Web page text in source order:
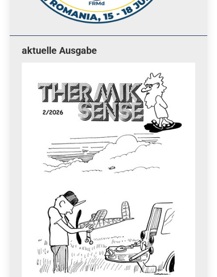
aktuelle Ausgabe